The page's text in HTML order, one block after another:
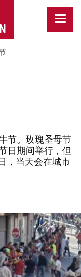
菜
节。玫瑰圣母节
日期间举行，但
，当天会在城市